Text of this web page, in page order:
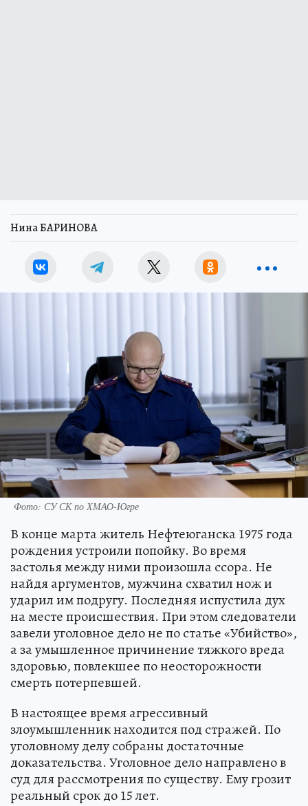
Нина БАРИНОВА
Фото: СУ СК по ХМАО-Югре
В конце марта житель Нефтеюганска 1975 года
рождения устроили попойку. Во время
застолья между ними произошла ссора. Не
найдя аргументов, мужчина схватил нож и
ударил им подругу. Последняя испустила дух
на месте происшествия. При этом следователи
завели уголовное дело не по статье «Убийство»,
а за умышленное причинение тяжкого вреда
здоровью, повлекшее по неосторожности
смерть потерпевшей.
В настоящее время агрессивный
злоумышленник находится под стражей. По
уголовному делу собраны достаточные
доказательства. Уголовное дело направлено в
суд для рассмотрения по существу. Ему грозит
реальный срок до 15 лет.